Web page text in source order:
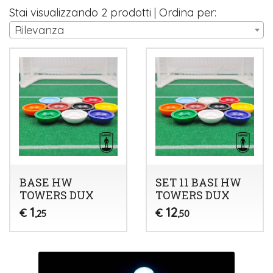
Stai visualizzando 2 prodotti | Ordina per:
Rilevanza
BASE HW
TOWERS DUX
€ 1,25
SET 11 BASI HW
TOWERS DUX
€ 12,50